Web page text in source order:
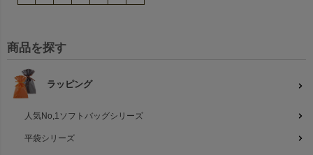
商品を探す
ラッピング
人気No,1ソフトバッグシリーズ
平袋シリーズ